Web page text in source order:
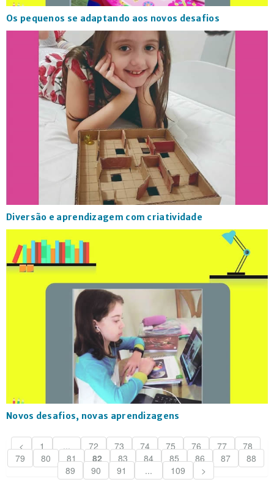
Os pequenos se adaptando aos novos desafios
Diversão e aprendizagem com criatividade
Novos desafios, novas aprendizagens
< 1 ... 72 73 74 75 76 77
78
79
80 81 82 83 84 85 86 87
88
89
90 91 ... 109 >